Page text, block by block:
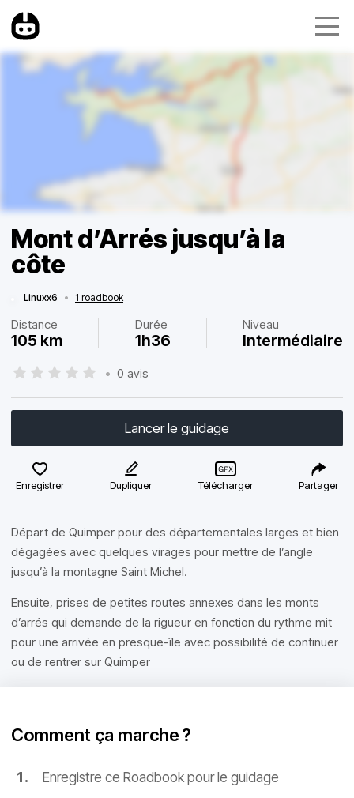
Mont d’Arrés jusqu’à la
côte
Linuxx6 • 1 roadbook
Distance
105 km
Durée
1h36
Niveau
Intermédiaire
• 0 avis
Lancer le guidage
Enregistrer Dupliquer Télécharger Partager
Départ de Quimper pour des départementales larges et bien
dégagées avec quelques virages pour mettre de l’angle
jusqu’à la montagne Saint Michel.
Ensuite, prises de petites routes annexes dans les monts
d’arrés qui demande de la rigueur en fonction du rythme mit
pour une arrivée en presque-île avec possibilité de continuer
ou de rentrer sur Quimper
Comment ça marche ?
Enregistre ce Roadbook pour le guidage